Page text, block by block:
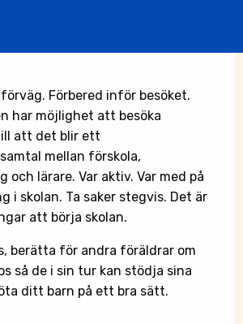
Förbered inför besöket.
har möjlighet att besöka
att det blir ett
mellan förskola,
och lärare. Var aktiv. Var med på
i skolan. Ta saker stegvis. Det är
att börja skolan.
berätta för andra föräldrar om
så de i sin tur kan stödja sina
ditt barn på ett bra sätt.